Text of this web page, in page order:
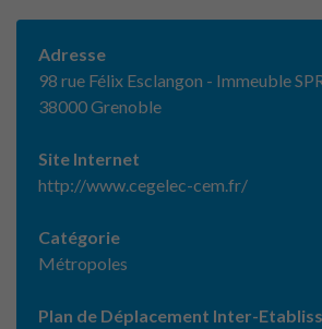
Adresse
98 rue Félix Esclangon - Immeuble
38000 Grenoble
Site Internet
http://www.cegelec-cem.fr/
Catégorie
Métropoles
Plan de Déplacement Inter-